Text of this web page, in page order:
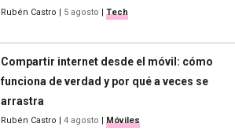
Rubén Castro | 5 agosto | Tech
Compartir internet desde el móvil: cómo
funciona de verdad y por qué a veces se
arrastra
Rubén Castro | 4 agosto | Móviles